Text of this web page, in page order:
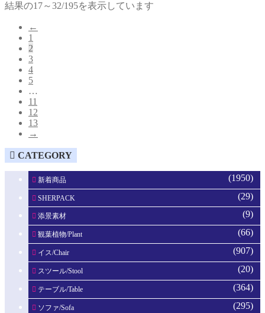
結果の17～32/195を表示しています
←
1
2
3
4
5
…
11
12
13
→
CATEGORY
新着商品 (1950)
SHERPACK (29)
添景素材 (9)
観葉植物/Plant (66)
イス/Chair (907)
スツール/Stool (20)
テーブル/Table (364)
ソファ/Sofa (295)